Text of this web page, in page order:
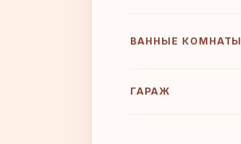
ВАННЫЕ КОМНАТЫ
ГАРАЖ